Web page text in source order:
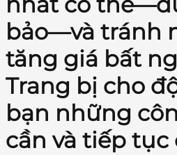
bảo—và tránh
tăng giá bất
Trang bị cho
bạn những
cần và tiếp tục